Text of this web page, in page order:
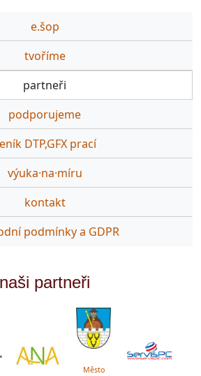
e.šop
tvoříme
partneři
podporujeme
DTP,GFX prací
výuka·na·míru
kontakt
podmínky a GDPR
naši partneři
Město